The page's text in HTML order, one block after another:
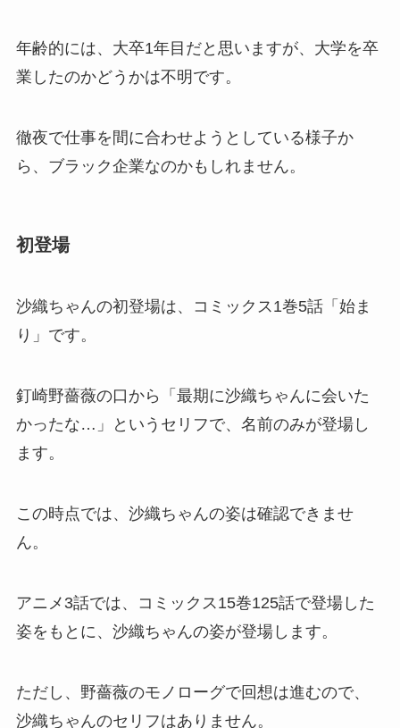
年齢的には、大卒1年目だと思いますが、大学を卒
業したのかどうかは不明です。
徹夜で仕事を間に合わせようとしている様子か
ら、ブラック企業なのかもしれません。
初登場
沙織ちゃんの初登場は、コミックス1巻5話「始ま
り」です。
釘崎野薔薇の口から「最期に沙織ちゃんに会いた
かったな…」というセリフで、名前のみが登場し
ます。
この時点では、沙織ちゃんの姿は確認できませ
ん。
アニメ3話では、コミックス15巻125話で登場した
姿をもとに、沙織ちゃんの姿が登場します。
ただし、野薔薇のモノローグで回想は進むので、
沙織ちゃんのセリフはありません。